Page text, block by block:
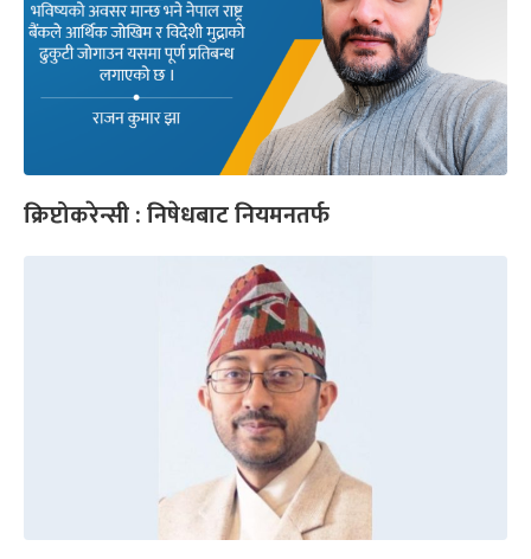
क्रिप्टोकरेन्सी : निषेधबाट नियमनतर्फ